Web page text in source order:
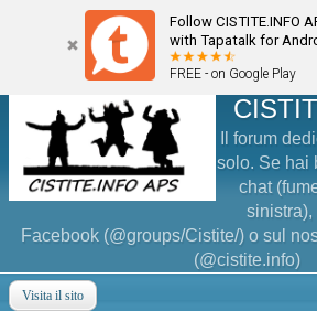
Follow CISTITE.INFO
with Tapatalk for
FREE - on Google Play
Il forum
solo. Se hai
chat
sinistra),
Facebook (@groups/Cistite/) o sul
(@cistite.info)
Visita il sito